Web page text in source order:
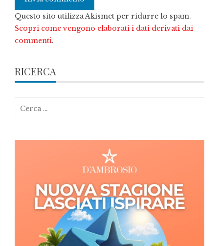
Questo sito utilizza Akismet per ridurre lo spam.
Scopri come vengono elaborati i dati derivati dai
commenti.
RICERCA